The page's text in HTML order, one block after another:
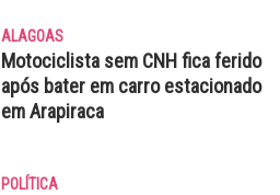
ALAGOAS
Motociclista sem CNH fica ferido
após bater em carro estacionado
em Arapiraca
POLÍTICA